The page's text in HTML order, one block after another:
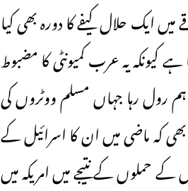
ایک حلال کیفے کا دورہ بھی کیا
کیونکہ یہ عرب کمیونٹی کا مضبوط
رول رہا جہاں مسلم ووٹروں کی
کہ ماضی میں ان کا اسرائیل کے
کے حملوں کے نتیجے میں امریکہ میں